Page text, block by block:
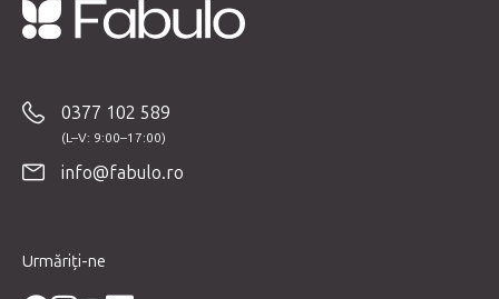
0377 102 589
info@fabulo.ro
Urmăriți-ne